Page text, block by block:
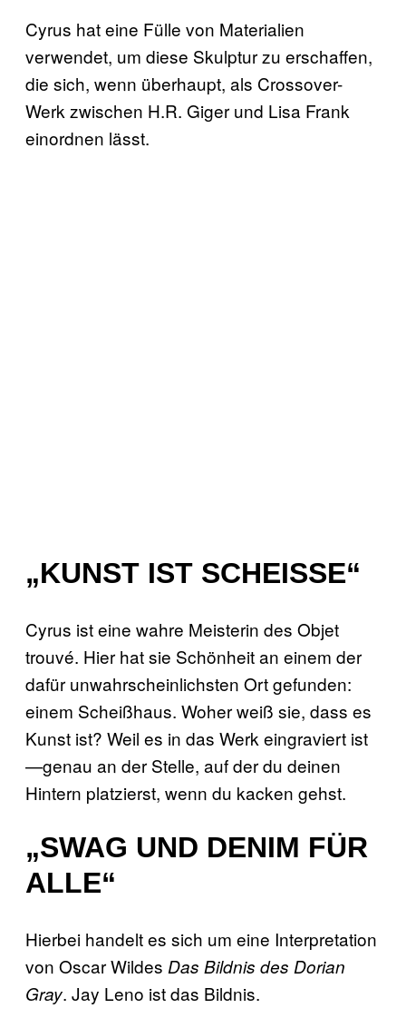
Cyrus hat eine Fülle von Materialien
verwendet, um diese Skulptur zu erschaffen,
die sich, wenn überhaupt, als Crossover-
Werk zwischen H.R. Giger und Lisa Frank
einordnen lässt.
„KUNST IST SCHEISSE“
Cyrus ist eine wahre Meisterin des Objet
trouvé. Hier hat sie Schönheit an einem der
dafür unwahrscheinlichsten Ort gefunden:
einem Scheißhaus. Woher weiß sie, dass es
Kunst ist? Weil es in das Werk eingraviert ist
—genau an der Stelle, auf der du deinen
Hintern platzierst, wenn du kacken gehst.
„SWAG UND DENIM FÜR
ALLE“
Hierbei handelt es sich um eine Interpretation
von Oscar Wildes Das Bildnis des Dorian
Gray. Jay Leno ist das Bildnis.